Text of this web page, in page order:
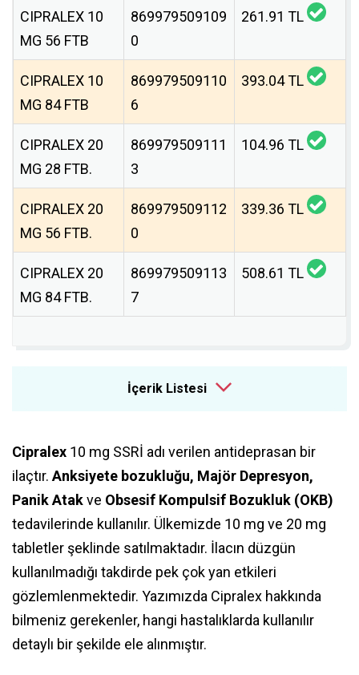
CIPRALEX 10
MG 56 FTB
869979509109
0
261.91 TL
CIPRALEX 10
MG 84 FTB
869979509110
6
393.04 TL
CIPRALEX 20
MG 28 FTB.
869979509111
3
104.96 TL
CIPRALEX 20
MG 56 FTB.
869979509112
0
339.36 TL
CIPRALEX 20
MG 84 FTB.
869979509113
7
508.61 TL
İçerik Listesi
Cipralex 10 mg SSRİ adı verilen antideprasan bir
ilaçtır. Anksiyete bozukluğu, Majör Depresyon,
Panik Atakve Obsesif Kompulsif Bozukluk (OKB)
tedavilerinde kullanılır. Ülkemizde 10 mg ve 20 mg
tabletler şeklinde satılmaktadır. İlacın düzgün
kullanılmadığı takdirde pek çok yan etkileri
gözlemlenmektedir. Yazımızda Cipralex hakkında
bilmeniz gerekenler, hangi hastalıklarda kullanılır
detaylı bir şekilde ele alınmıştır.